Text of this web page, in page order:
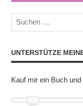
UNTERSTÜTZE
Kauf mir ein Buch